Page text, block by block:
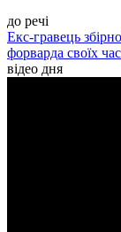
до речі
Екс-гравець
форварда своїх
відео дня